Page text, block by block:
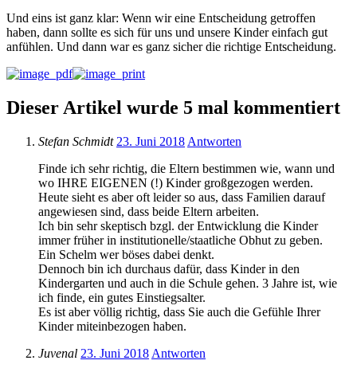
Und eins ist ganz klar: Wenn wir eine Entscheidung getroffen
haben, dann sollte es sich für uns und unsere Kinder einfach gut
anfühlen. Und dann war es ganz sicher die richtige Entscheidung.
Dieser Artikel wurde 5 mal kommentiert
Stefan Schmidt 23. Juni 2018 Antworten
Finde ich sehr richtig, die Eltern bestimmen wie, wann und
wo IHRE EIGENEN (!) Kinder großgezogen werden.
Heute sieht es aber oft leider so aus, dass Familien darauf
angewiesen sind, dass beide Eltern arbeiten.
Ich bin sehr skeptisch bzgl. der Entwicklung die Kinder
immer früher in institutionelle/staatliche Obhut zu geben.
Ein Schelm wer böses dabei denkt.
Dennoch bin ich durchaus dafür, dass Kinder in den
Kindergarten und auch in die Schule gehen. 3 Jahre ist, wie
ich finde, ein gutes Einstiegsalter.
Es ist aber völlig richtig, dass Sie auch die Gefühle Ihrer
Kinder miteinbezogen haben.
Juvenal 23. Juni 2018 Antworten